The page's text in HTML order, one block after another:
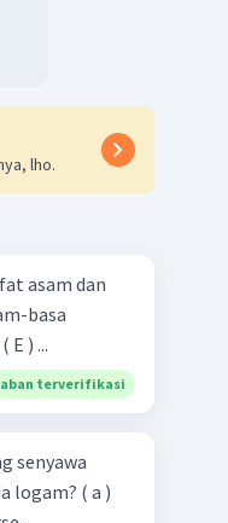
lho.
asam dan
basa
( E ) ...
terverifikasi
senyawa
( a )